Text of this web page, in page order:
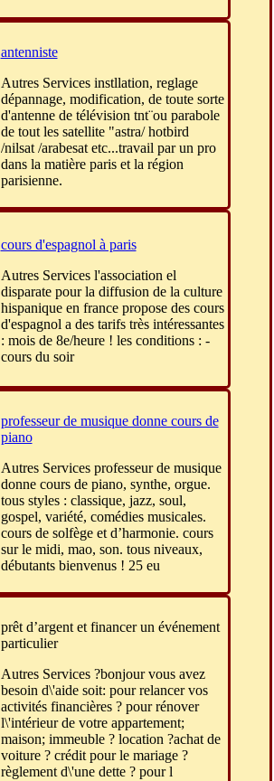
antenniste
Autres Services instllation, reglage
dépannage, modification, de toute sorte
d'antenne de télévision tnt¨ou parabole
de tout les satellite "astra/ hotbird
/nilsat /arabesat etc...travail par un pro
dans la matière paris et la région
parisienne.
cours d'espagnol à paris
Autres Services l'association el
disparate pour la diffusion de la culture
hispanique en france propose des cours
d'espagnol a des tarifs très intéressantes
: mois de 8e/heure ! les conditions : -
cours du soir
professeur de musique donne cours de
piano
Autres Services professeur de musique
donne cours de piano, synthe, orgue.
tous styles : classique, jazz, soul,
gospel, variété, comédies musicales.
cours de solfège et d’harmonie. cours
sur le midi, mao, son. tous niveaux,
débutants bienvenus ! 25 eu
prêt d’argent et financer un événement
particulier
Autres Services ?bonjour vous avez
besoin d\'aide soit: pour relancer vos
activités financières ? pour rénover
l\'intérieur de votre appartement;
maison; immeuble ? location ?achat de
voiture ? crédit pour le mariage ?
règlement d\'une dette ? pour l